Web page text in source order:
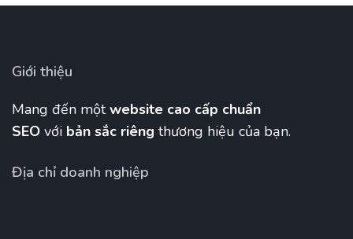
Giới thiệu
Mang đến mộtwebsite cao cấp chuẩn
SEO với bản sắc riêng thương hiệu của bạn.
Địa chỉ doanh nghiệp